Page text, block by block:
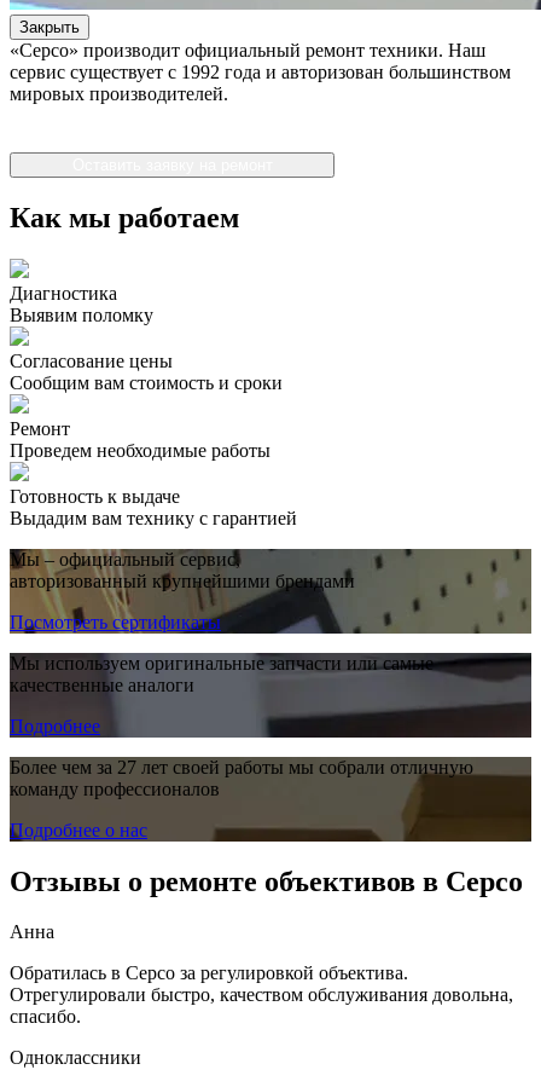
Закрыть
«Серсо» производит официальный ремонт техники. Наш
сервис существует с 1992 года и авторизован большинством
мировых производителей.
Как мы работаем
Диагностика
Выявим поломку
Согласование цены
Сообщим вам стоимость и сроки
Ремонт
Проведем необходимые работы
Готовность к выдаче
Выдадим вам технику с гарантией
Мы – официальный сервис,
авторизованный крупнейшими брендами
Посмотреть сертификаты
Мы используем оригинальные запчасти или самые
качественные аналоги
Подробнее
Более чем за 27 лет своей работы мы собрали отличную
команду профессионалов
Подробнее о нас
Отзывы о ремонте объективов в Серсо
Анна
Обратилась в Серсо за регулировкой объектива.
Отрегулировали быстро, качеством обслуживания довольна,
спасибо.
Одноклассники